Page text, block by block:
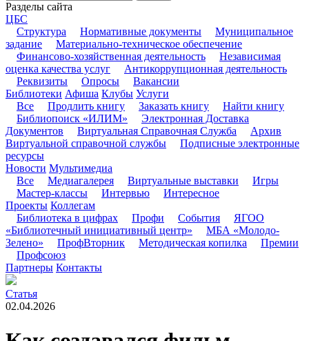
Разделы сайта
ЦБС
Структура
Нормативные документы
Муниципальное
задание
Материально-техническое обеспечение
Финансово-хозяйственная деятельность
Независимая
оценка качества услуг
Антикоррупционная деятельность
Реквизиты
Опросы
Вакансии
Библиотеки Афиша Клубы Услуги
Все
Продлить книгу Заказать книгу
Найти книгу
Библиопоиск «ИЛИМ»
Электронная Доставка
Документов
Виртуальная Справочная Служба
Архив
Виртуальной справочной службы
Подписные электронные
ресурсы
Новости Мультимедиа
Все
Медиагалерея Виртуальные выставки
Игры
Мастер-классы
Интервью
Интересное
Проекты Коллегам
Библиотека в цифрах
Профи События
ЯГОО
«Библиотечный инициативный центр»
МБА «Молодо-
Зелено»
ПрофВторник Методическая копилка
Премии
Профсоюз
Партнеры Контакты
Статья
02.04.2026